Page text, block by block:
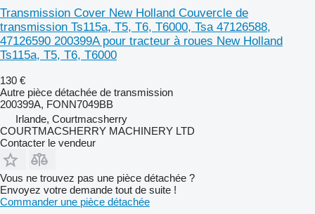
Transmission Cover New Holland Couvercle de
transmission Ts115a, T5, T6, T6000, Tsa 47126588,
47126590 200399A pour tracteur à roues New Holland
Ts115a, T5, T6, T6000
130 €
Autre pièce détachée de transmission
200399A, FONN7049BB
Irlande, Courtmacsherry
COURTMACSHERRY MACHINERY LTD
Contacter le vendeur
Vous ne trouvez pas une pièce détachée ?
Envoyez votre demande tout de suite !
Commander une pièce détachée